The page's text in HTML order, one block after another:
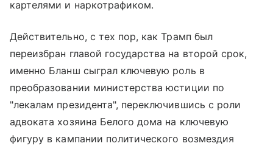
картелями и наркотрафиком.
Действительно, с тех пор, как Трамп был
переизбран главой государства на второй срок,
именно Бланш сыграл ключевую роль в
преобразовании министерства юстиции по
"лекалам президента", переключившись с роли
адвоката хозяина Белого дома на ключевую
фигуру в кампании политического возмездия